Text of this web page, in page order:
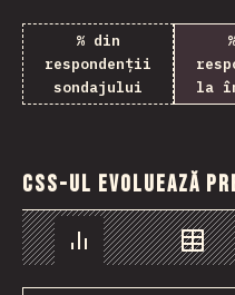
% din
respondenții
sondajului
la
CSS-ul evoluează
Grafic Date